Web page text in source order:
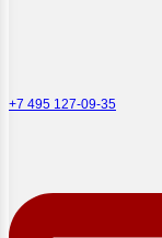
+7 495 127-09-35